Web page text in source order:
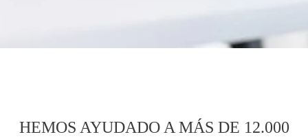
HEMOS AYUDADO A MÁS DE 12.000